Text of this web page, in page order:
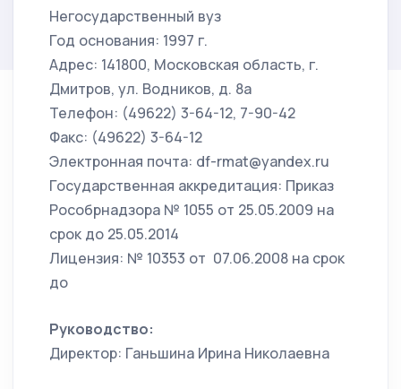
Негосударственный вуз
Год основания: 1997 г.
Адрес: 141800, Московская область, г.
Дмитров, ул. Водников, д. 8а
Телефон: (49622) 3-64-12, 7-90-42
Факс: (49622) 3-64-12
Электронная почта: df-rmat@yandex.ru
Государственная аккредитация: Приказ
Рособрнадзора № 1055 от 25.05.2009 на
срок до 25.05.2014
Лицензия: № 10353 от 07.06.2008 на срок
до
Руководство:
Директор: Ганьшина Ирина Николаевна